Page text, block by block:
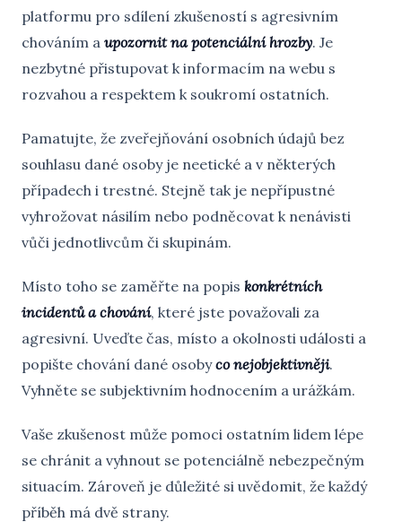
platformu pro sdílení zkušeností s agresivním
chováním a upozornit na potenciální hrozby. Je
nezbytné přistupovat k informacím na webu s
rozvahou a respektem k soukromí ostatních.
Pamatujte, že zveřejňování osobních údajů bez
souhlasu dané osoby je neetické a v některých
případech i trestné. Stejně tak je nepřípustné
vyhrožovat násilím nebo podněcovat k nenávisti
vůči jednotlivcům či skupinám.
Místo toho se zaměřte na popis konkrétních
incidentů a chování, které jste považovali za
agresivní. Uveďte čas, místo a okolnosti události a
popište chování dané osobyco nejobjektivněji.
Vyhněte se subjektivním hodnocením a urážkám.
Vaše zkušenost může pomoci ostatním lidem lépe
se chránit a vyhnout se potenciálně nebezpečným
situacím. Zároveň je důležité si uvědomit, že každý
příběh má dvě strany.